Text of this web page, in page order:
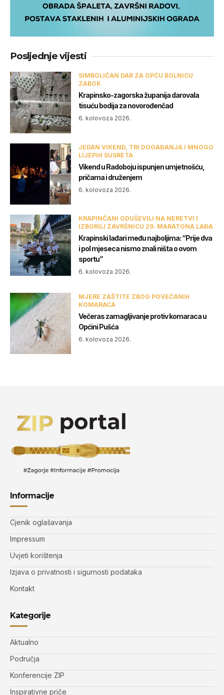
Posljednje vijesti
SIMBOLIČAN DAR ZA OPĆU BOLNICU
ZABOK
Krapinsko-zagorska županija darovala
tisuću bodija za novorođenčad
6. kolovoza 2026.
JEDAN VIKEND, TRI DOGAĐANJA I MNOGO
LIJEPIH SUSRETA
Vikend u Radoboju ispunjen umjetnošću,
pričama i druženjem
6. kolovoza 2026.
KRAPINČANI ODUŠEVILI NA NERETVI I
IZBORILI ZAVRŠNICU 29. MARATONA LAĐA
Krapinski lađari među najboljima: “Prije dva
i pol mjeseca nismo znali ništa o ovom
sportu”
6. kolovoza 2026.
MJERE ZAŠTITE ZBOG POVEĆANIH
KOMARACA
Večeras zamagljivanje protiv komaraca u
Općini Pušća
6. kolovoza 2026.
Informacije
Cjenik oglašavanja
Impressum
Uvjeti korištenja
Izjava o privatnosti i sigurnosti podataka
Kontakt
Kategorije
Aktualno
Područja
Konferencije ZIP
Inspirativne priče